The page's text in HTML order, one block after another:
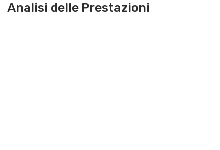
Analisi delle Prestazioni